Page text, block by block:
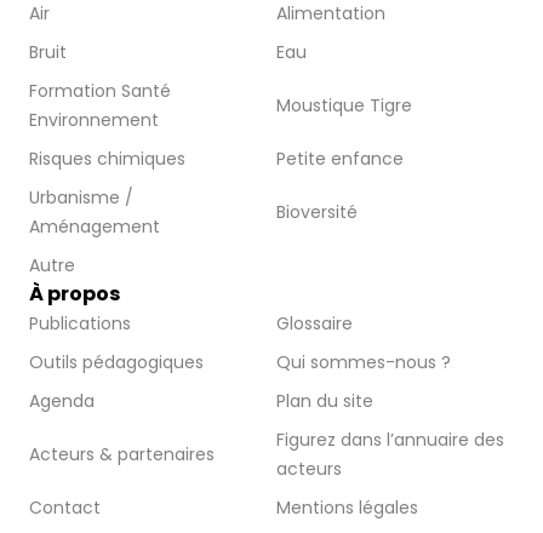
Air
Alimentation
Bruit
Eau
Formation Santé
Environnement
Moustique Tigre
Risques chimiques
Petite enfance
Urbanisme /
Aménagement
Bioversité
Autre
À propos
Publications
Glossaire
Outils pédagogiques
Qui sommes-nous ?
Agenda
Plan du site
Acteurs & partenaires
Figurez dans l’annuaire des
acteurs
Contact
Mentions légales